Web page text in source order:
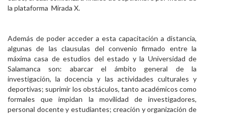
la plataforma Mirada X.
Además de poder acceder a esta capacitación a distancia,
algunas de las clausulas del convenio firmado entre la
máxima casa de estudios del estado y la Universidad de
Salamanca son: abarcar el ámbito general de la
investigación, la docencia y las actividades culturales y
deportivas; suprimir los obstáculos, tanto académicos como
formales que impidan la movilidad de investigadores,
personal docente y estudiantes; creación y organización de